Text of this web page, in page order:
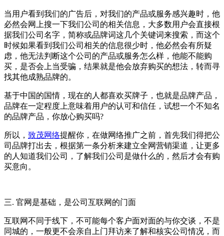
当用户看到我们的广告后，对我们的产品或服务感兴趣时，他
必然会网上搜一下我们公司的相关信息，大多数用户会直接根
据我们公司名字，简称或品牌词这几个关键词来搜索，而这个
时候如果看到我们公司相关的信息很少时，他必然会有所疑
虑，他无法判断这个公司的产品或服务怎么样，他能不能购
买，是否会上当受骗，结果就是他会放弃购买的想法，转而寻
找其他成熟品牌的。
基于中国的国情，现在的人都喜欢买牌子，也就是品牌产品，
品牌在一定程度上意味着用户的认可和信任，试想一个不知名
的品牌产品，你放心购买吗?
所以， 致茂网络提醒你，在做网络推广之前，首先我们得把公
司品牌打出去，根据第一条分析来建立全网营销渠道，让更多
的人知道我们公司，了解我们公司是做什么的，然后才会有购
买意向。
三. 官网是基础，是公司互联网的门面
互联网不同于线下，不可能每个客户面对面的与你交谈，不是
同城的，一般更不会亲自上门拜访来了解和核实公司情况，而